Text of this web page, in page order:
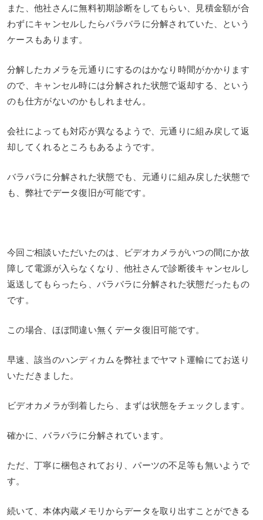
また、他社さんに無料初期診断をしてもらい、見積金額が合
わずにキャンセルしたらバラバラに分解されていた、という
ケースもあります。
分解したカメラを元通りにするのはかなり時間がかかります
ので、キャンセル時には分解された状態で返却する、という
のも仕方がないのかもしれません。
会社によっても対応が異なるようで、元通りに組み戻して返
却してくれるところもあるようです。
バラバラに分解された状態でも、元通りに組み戻した状態で
も、弊社でデータ復旧が可能です。
今回ご相談いただいたのは、ビデオカメラがいつの間にか故
障して電源が入らなくなり、他社さんで診断後キャンセルし
返送してもらったら、バラバラに分解された状態だったもの
です。
この場合、ほぼ間違い無くデータ復旧可能です。
早速、該当のハンディカムを弊社までヤマト運輸にてお送り
いただきました。
ビデオカメラが到着したら、まずは状態をチェックします。
確かに、バラバラに分解されています。
ただ、丁寧に梱包されており、パーツの不足等も無いようで
す。
続いて、本体内蔵メモリからデータを取り出すことができる